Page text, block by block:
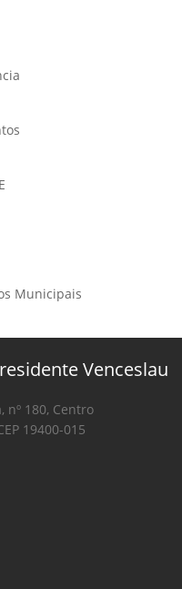
Municipais
Venceslau
nº 180, Centro
19400-015